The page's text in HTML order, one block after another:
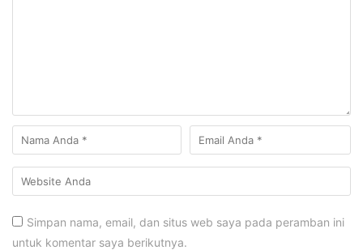
Simpan nama, email, dan situs web saya pada peramban ini
untuk komentar saya berikutnya.